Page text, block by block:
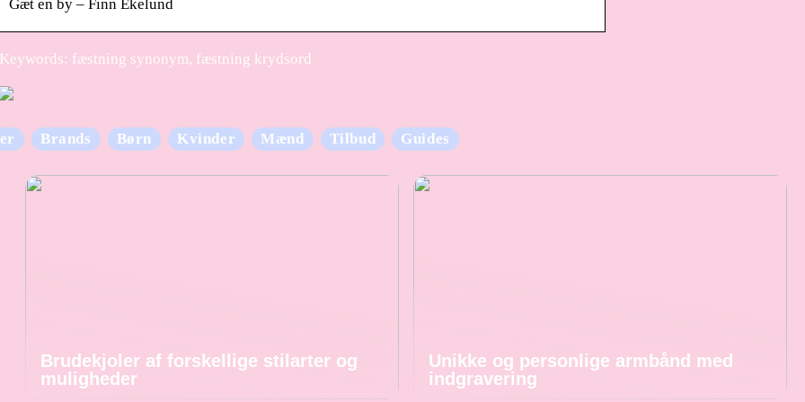
Gæt en by – Finn Ekelund
Keywords: fæstning synonym, fæstning krydsord
Brands Børn Kvinder Mænd Tilbud Guides
Brudekjoler af forskellige stilarter og
muligheder
Unikke og personlige armbånd med
indgravering